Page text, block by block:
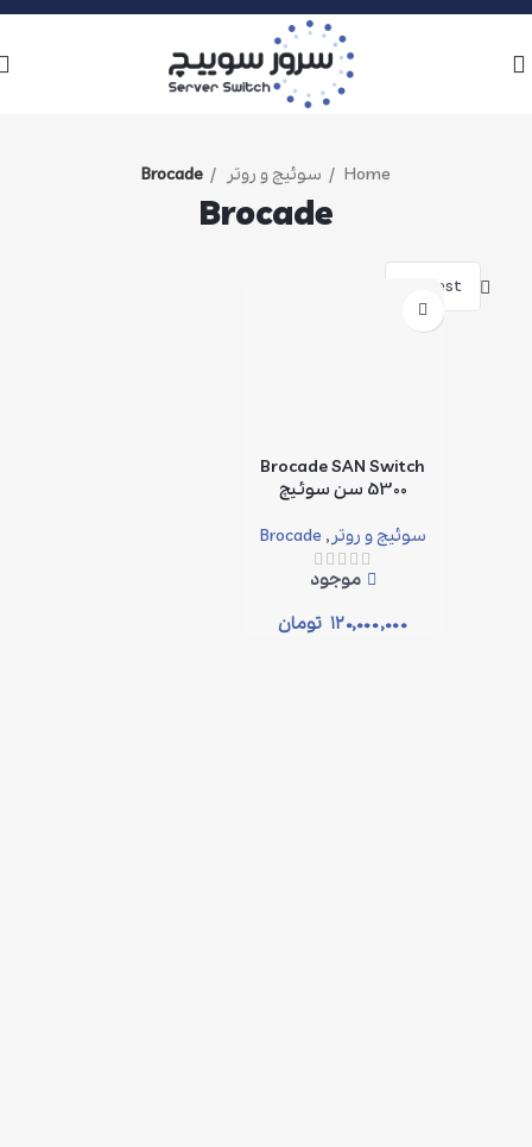
Home سوئیچ و روتر Brocade
Brocade
فیلترها
Brocade SAN Switch
5300 سن سوئیچ
سوئیچ و روتر ,
Brocade
موجود
۱۲۰,۰۰۰,۰۰۰ تومان